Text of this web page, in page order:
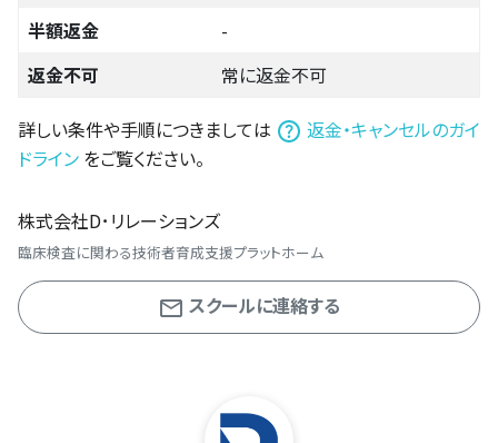
半額返金
-
返金不可
常に返金不可
詳しい条件や手順につきましては
返金・キャンセルのガイ
ドライン をご覧ください。
株式会社D･リレーションズ
臨床検査に関わる技術者育成支援プラットホーム
スクールに連絡する